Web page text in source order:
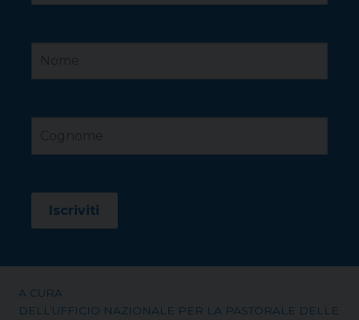
A CURA
DELL’UFFICIO NAZIONALE PER LA PASTORALE DELLE